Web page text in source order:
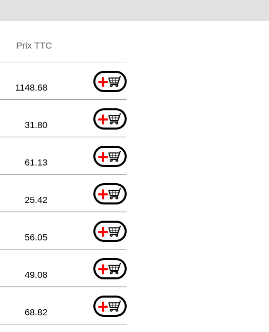
Prix ​​TTC
+
1148.68
+
31.80
+
61.13
+
25.42
+
56.05
+
49.08
+
68.82